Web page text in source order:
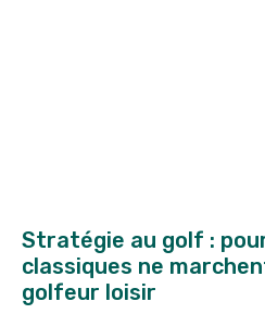
Stratégie au golf :
classiques ne
golfeur loisir